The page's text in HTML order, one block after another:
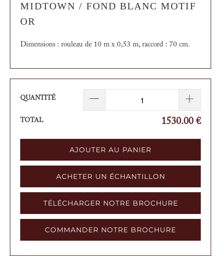
MIDTOWN / FOND BLANC MOTIF
OR
Dimensions : rouleau de 10 m x 0,53 m, raccord : 70 cm.
QUANTITÉ
TOTAL 1530.00 €
AJOUTER AU PANIER
ACHETER UN ÉCHANTILLON
TÉLÉCHARGER NOTRE BROCHURE
COMMANDER NOTRE BROCHURE